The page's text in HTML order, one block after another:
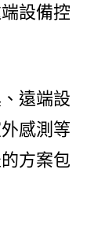
設備控
遠端設
感測等
方案包